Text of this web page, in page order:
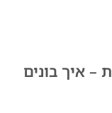
– איך בונים